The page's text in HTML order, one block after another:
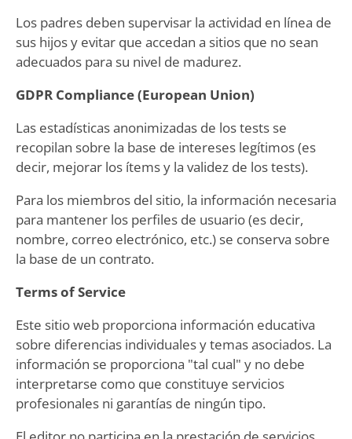
Los padres deben supervisar la actividad en línea de
sus hijos y evitar que accedan a sitios que no sean
adecuados para su nivel de madurez.
GDPR Compliance (European Union)
Las estadísticas anonimizadas de los tests se
recopilan sobre la base de intereses legítimos (es
decir, mejorar los ítems y la validez de los tests).
Para los miembros del sitio, la información necesaria
para mantener los perfiles de usuario (es decir,
nombre, correo electrónico, etc.) se conserva sobre
la base de un contrato.
Terms of Service
Este sitio web proporciona información educativa
sobre diferencias individuales y temas asociados. La
información se proporciona "tal cual" y no debe
interpretarse como que constituye servicios
profesionales ni garantías de ningún tipo.